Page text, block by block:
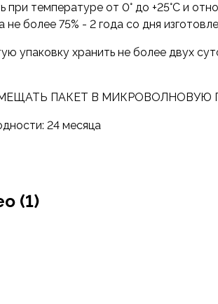
(1)
при температуре от 0° до +25°C и
не более 75% - 2 года со дня
упаковку хранить не более двух
ПАКЕТ В МИКРОВОЛНОВУЮ
24 месяца